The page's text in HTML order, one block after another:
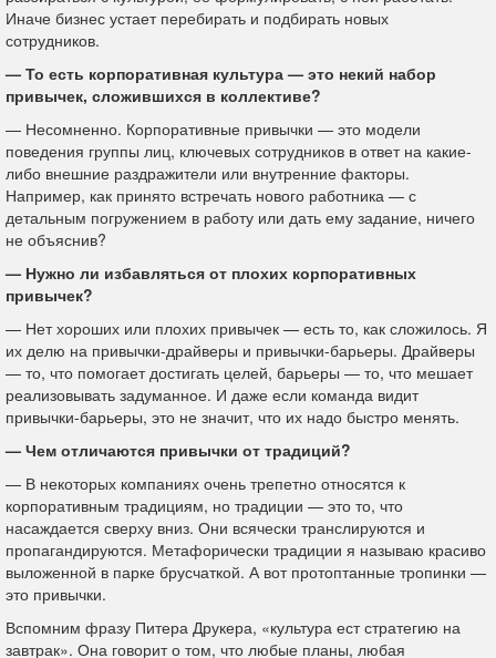
Иначе бизнес устает перебирать и подбирать новых
сотрудников.
— То есть корпоративная культура — это некий набор
привычек, сложившихся в коллективе?
— Несомненно. Корпоративные привычки — это модели
поведения группы лиц, ключевых сотрудников в ответ на какие-
либо внешние раздражители или внутренние факторы.
Например, как принято встречать нового работника — с
детальным погружением в работу или дать ему задание, ничего
не объяснив?
— Нужно ли избавляться от плохих корпоративных
привычек?
— Нет хороших или плохих привычек — есть то, как сложилось. Я
их делю на привычки-драйверы и привычки-барьеры. Драйверы
— то, что помогает достигать целей, барьеры — то, что мешает
реализовывать задуманное. И даже если команда видит
привычки-барьеры, это не значит, что их надо быстро менять.
— Чем отличаются привычки от традиций?
— В некоторых компаниях очень трепетно относятся к
корпоративным традициям, но традиции — это то, что
насаждается сверху вниз. Они всячески транслируются и
пропагандируются. Метафорически традиции я называю красиво
выложенной в парке брусчаткой. А вот протоптанные тропинки —
это привычки.
Вспомним фразу Питера Друкера, «культура ест стратегию на
завтрак». Она говорит о том, что любые планы, любая